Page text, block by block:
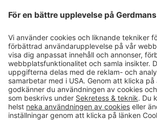
Läsvärt
Kontakt
info@gerdmans.se
0433-740 80
Kundservice öppettider